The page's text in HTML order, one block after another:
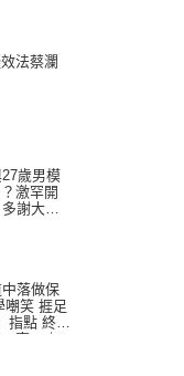
法蔡瀾
歲男模
激罕開
謝大家
落做保
嘲笑 捱足
指點 終辭
事」｜